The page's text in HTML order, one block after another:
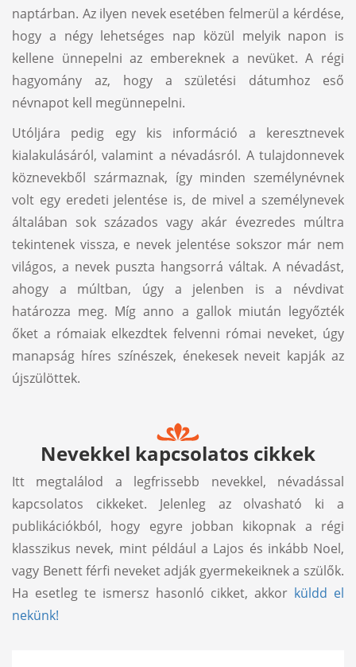
naptárban. Az ilyen nevek esetében felmerül a kérdése,
hogy a négy lehetséges nap közül melyik napon is
kellene ünnepelni az embereknek a nevüket. A régi
hagyomány az, hogy a születési dátumhoz eső
névnapot kell megünnepelni.
Utóljára pedig egy kis információ a keresztnevek
kialakulásáról, valamint a névadásról. A tulajdonnevek
köznevekből származnak, így minden személynévnek
volt egy eredeti jelentése is, de mivel a személynevek
általában sok százados vagy akár évezredes múltra
tekintenek vissza, e nevek jelentése sokszor már nem
világos, a nevek puszta hangsorrá váltak. A névadást,
ahogy a múltban, úgy a jelenben is a névdivat
határozza meg. Míg anno a gallok miután legyőzték
őket a rómaiak elkezdtek felvenni római neveket, úgy
manapság híres színészek, énekesek neveit kapják az
újszülöttek.
Nevekkel kapcsolatos cikkek
Itt megtalálod a legfrissebb nevekkel, névadással
kapcsolatos cikkeket. Jelenleg az olvasható ki a
publikációkból, hogy egyre jobban kikopnak a régi
klasszikus nevek, mint például a Lajos és inkább Noel,
vagy Benett férfi neveket adják gyermekeiknek a szülők.
Ha esetleg te ismersz hasonló cikket, akkor küldd el
nekünk!